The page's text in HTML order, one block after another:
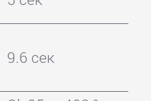
9.6 сек